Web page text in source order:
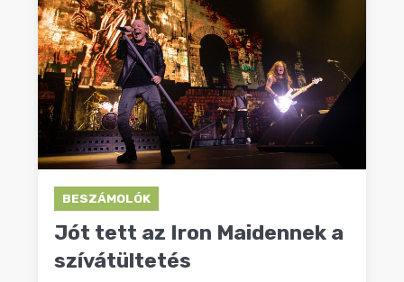
BESZÁMOLÓK
Jót tett az Iron Maidennek a
szívátültetés